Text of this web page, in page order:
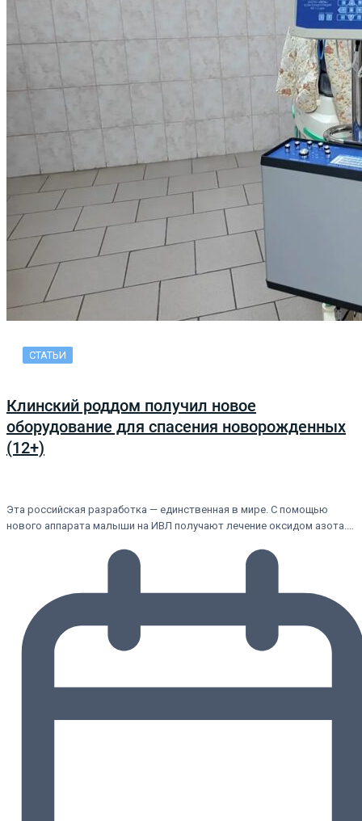
СТАТЬИ
Клинский роддом получил новое
оборудование для спасения новорожденных
(12+)
Эта российская разработка — единственная в мире. С помощью
нового аппарата малыши на ИВЛ получают лечение оксидом азота.…